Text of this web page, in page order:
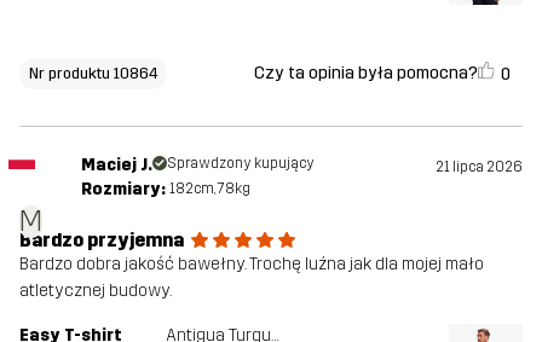
Nr produktu 10864 Czy ta opinia była pomocna? 0
M
Maciej J. Sprawdzony kupujący 21 lipca 2026
Rozmiary: 182cm, 78kg
Bardzo przyjemna
Bardzo dobra jakość bawełny. Trochę luźna jak dla mojej mało
atletycznej budowy.
Easy T-shirt
Antigua Turquoise